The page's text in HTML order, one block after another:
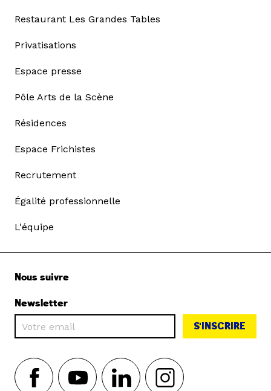
Restaurant Les Grandes Tables
Privatisations
Espace presse
Pôle Arts de la Scène
Résidences
Espace Frichistes
Recrutement
Égalité professionnelle
L'équipe
Nous suivre
Newsletter
S'INSCRIRE